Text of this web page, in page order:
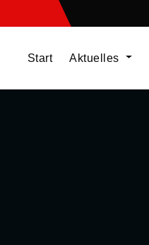
Start Aktuelles